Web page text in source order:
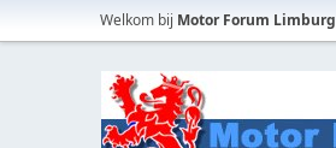
Welkom bij Motor Forum Limburg